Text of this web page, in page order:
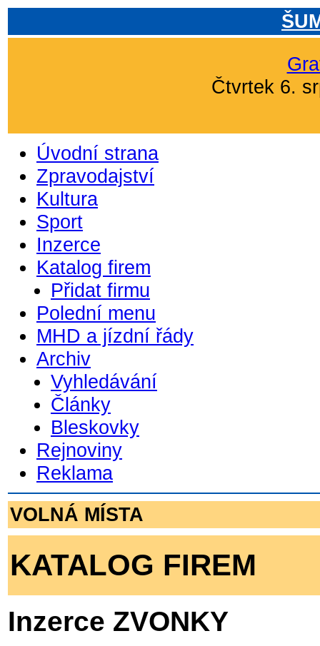
Čtvrtek 6.
Úvodní strana
Zpravodajství
Kultura
Sport
Inzerce
Katalog firem
Přidat firmu
Polední menu
MHD a jízdní řády
Archiv
Vyhledávání
Články
Bleskovky
Rejnoviny
Reklama
VOLNÁ MÍSTA
KATALOG FIREM
Inzerce ZVONKY